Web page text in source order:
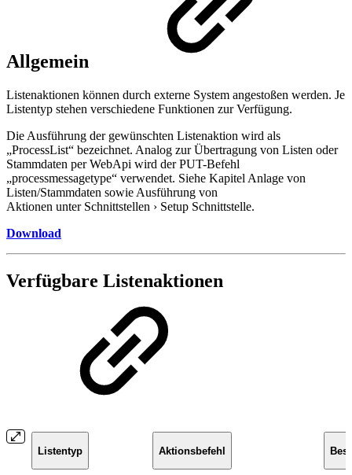
Allgemein
Listenaktionen können durch externe System angestoßen werden. Je
Listentyp stehen verschiedene Funktionen zur Verfügung.
Die Ausführung der gewünschten Listenaktion wird als
„ProcessList“ bezeichnet. Analog zur Übertragung von Listen oder
Stammdaten per WebApi wird der PUT-Befehl
„processmessagetype“ verwendet. Siehe Kapitel Anlage von
Listen/Stammdaten sowie Ausführung von
Aktionen unter Schnittstellen › Setup Schnittstelle.
Download
Verfügbare Listenaktionen
Listentyp Aktionsbefehl